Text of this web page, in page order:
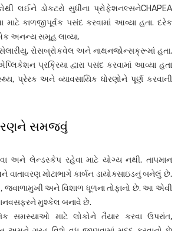
લઈને ડોકટરો સુધીના પ્રોફેશનલ્સનેCHAPEA
માટે કાળજીપૂર્વક પસંદ કરવામાં આવ્યા હતા. દરેક
એક અનન્ય સમૂહ લાવ્યા.
રોસબ્રોકવેલ અને નાથનજોન્સક્રૂમાં હતા.
પ્રક્રિયા દ્વારા પસંદ કરવામાં આવ્યા હતા
પ્રેરક અને વ્યાવસાયિક ધોરણોને પૂર્ણ કરવાની
સમજવું
લેન્ડસ્કેપ રહેવા માટે યોગ્ય નથી. તાપમાન
મોટાભાગે કાર્બન ડાયોક્સાઇડનું બનેલું છે.
જ્વાળામુખી અને વિશાળ ધૂળના તોફાનો છે. આ એવી
મુશ્કેલ બનાવે છે.
માટે લોકોને તૈયાર કરવા ઉપરાંત,